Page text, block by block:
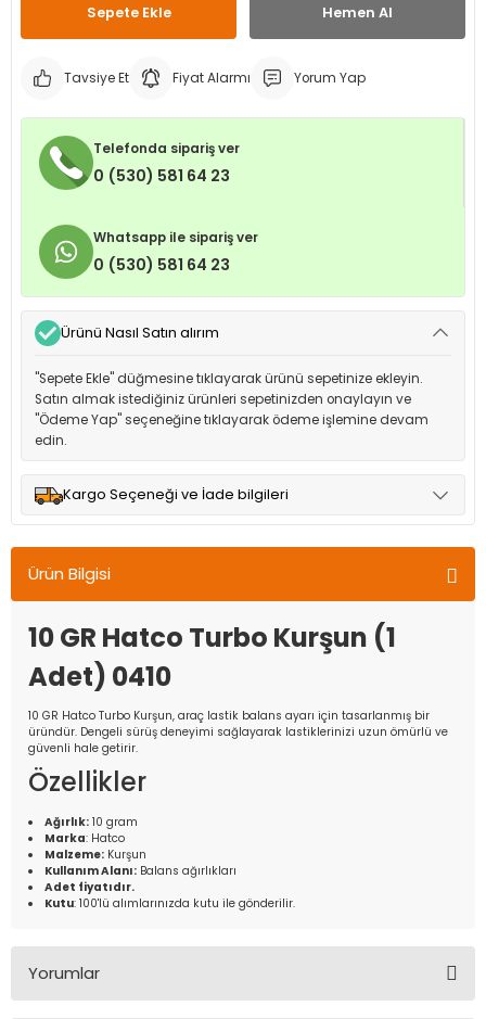
Sepete Ekle Hemen Al
Tavsiye Et Fiyat Alarmı Yorum Yap
Telefonda sipariş ver
0 (530) 581 64 23
Whatsapp ile sipariş ver
0 (530) 581 64 23
Ürünü Nasıl Satın alırım
"Sepete Ekle" düğmesine tıklayarak ürünü sepetinize ekleyin.
Satın almak istediğiniz ürünleri sepetinizden onaylayın ve
"Ödeme Yap" seçeneğine tıklayarak ödeme işlemine devam
edin.
Kargo Seçeneği ve İade bilgileri
adresinize teslim edilir.
Ürün Bilgisi
10 GR Hatco Turbo Kurşun (1
Adet) 0410
10 GR Hatco Turbo Kurşun, araç lastik balans ayarı için tasarlanmış bir
üründür. Dengeli sürüş deneyimi sağlayarak lastiklerinizi uzun ömürlü ve
güvenli hale getirir.
Özellikler
Ağırlık: 10 gram
Marka: Hatco
Malzeme: Kurşun
Kullanım Alanı: Balans ağırlıkları
Adet fiyatıdır.
Kutu: 100'lü alımlarınızda kutu ile gönderilir.
Yorumlar